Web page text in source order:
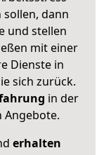
sollen, dann
und stellen
mit einer
Dienste in
sich zurück.
in der
Angebote.
erhalten